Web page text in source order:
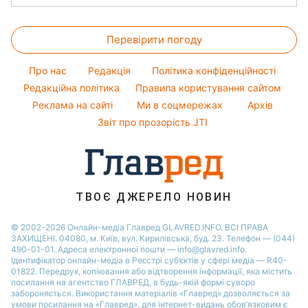
Новини Львова
Новини Дніпра
Новини Тернополя
Новини Житомира
Новини Одеси
Новини Харкова
Олена Зеленська
Кейт Міддлтон
Алла Пугачова
Максим Галкін
Віталій Козловський
Салати
Легкі десерти
Напої
Святкове меню
Тести по картинці
Оптичні ілюзії
Народні прикмети
Усе про шоу-бізнес
Перевірити погоду
Про нас Редакція
Політика конфіденційності
Редакційна політика
Правила користування сайтом
Реклама на сайті
Ми в соцмережах
Архів
Звіт про прозорість JTI
ТВОЄ ДЖЕРЕЛО НОВИН
© 2002-2026 Онлайн-медіа Главред GLAVRED.INFO. ВСІ ПРАВА
ЗАХИЩЕНІ. 04080, м. Київ, вул. Кирилівська, буд. 23. Телефон — (044)
490-01-01. Адреса електронної пошти — info@glavred.info.
Ідентифікатор онлайн-медіа в Реєстрі суб’єктів у сфері медіа — R40-
01822. Передрук, копіювання або відтворення інформації, яка містить
посилання на агентство ГЛАВРЕД, в будь-якій формi суворо
забороняється. Використання матеріалів «Главред» дозволяється за
умови посилання на «Главред». для інтернет-видань обов’язковим є